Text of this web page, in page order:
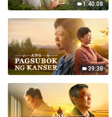
1:40:08
39:38